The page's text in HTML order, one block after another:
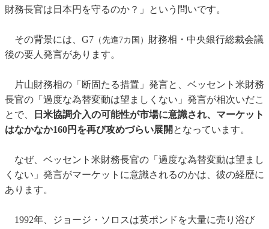
財務長官は日本円を守るのか？」という問いです。
その背景には、G7 （先進7カ国） 財務相・中央銀行総裁会議
後の要人発言があります。
片山財務相の「断固たる措置」発言と、ベッセント米財務
長官の「過度な為替変動は望ましくない」発言が相次いだこ
とで、
日米協調介入の可能性が市場に意識され、マーケット
はなかなか160円を再び攻めづらい展開 となっています。
なぜ、ベッセント米財務長官の「過度な為替変動は望まし
くない」発言がマーケットに意識されるのかは、彼の経歴に
あります。
1992年、ジョージ・ソロスは英ポンドを大量に売り浴び